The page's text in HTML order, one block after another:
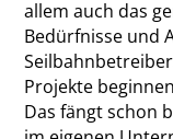
allem auch das
Bedürfnisse und
Projekte
Das fängt schon